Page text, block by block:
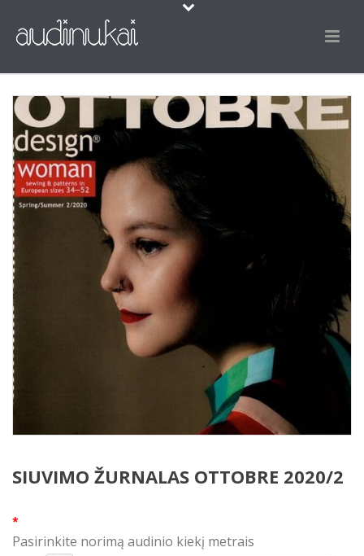
SIUVIMO ŽURNALAS OTTOBRE 2020/2
*
Pasirinkite norimą audinio kiekį metrais